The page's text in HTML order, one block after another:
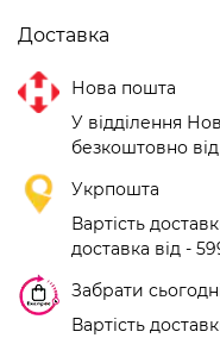
Доставка
Нова пошта
У відділення
безкоштовно
Укрпошта
Вартість
доставка від -
Забрати
Вартість